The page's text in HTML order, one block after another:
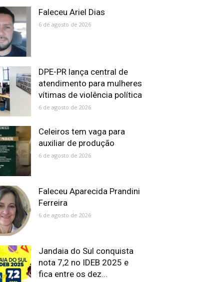
Faleceu Ariel Dias
6 de agosto de 2026
DPE-PR lança central de
atendimento para mulheres
vítimas de violência política
6 de agosto de 2026
Celeiros tem vaga para
auxiliar de produção
6 de agosto de 2026
Faleceu Aparecida Prandini
Ferreira
6 de agosto de 2026
Jandaia do Sul conquista
nota 7,2 no IDEB 2025 e
fica entre os dez...